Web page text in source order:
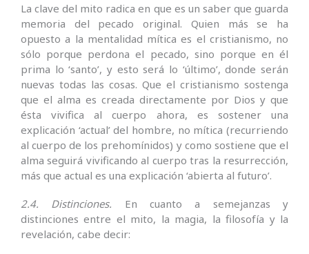
La clave del mito radica en que es un saber que guarda
memoria del pecado original. Quien más se ha
opuesto a la mentalidad mítica es el cristianismo, no
sólo porque perdona el pecado, sino porque en él
prima lo ‘santo’, y esto será lo ‘último’, donde serán
nuevas todas las cosas. Que el cristianismo sostenga
que el alma es creada directamente por Dios y que
ésta vivifica al cuerpo ahora, es sostener una
explicación ‘actual’ del hombre, no mítica (recurriendo
al cuerpo de los prehomínidos) y como sostiene que el
alma seguirá vivificando al cuerpo tras la resurrección,
más que actual es una explicación ‘abierta al futuro’.
2.4. Distinciones. En cuanto a semejanzas y
distinciones entre el mito, la magia, la filosofía y la
revelación, cabe decir: